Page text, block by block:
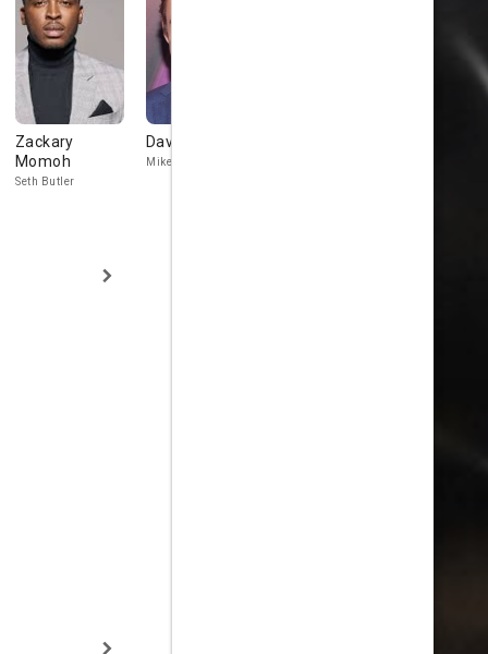
Zackary
Momoh
Seth Butler
David Lyons
Mike Diangelo